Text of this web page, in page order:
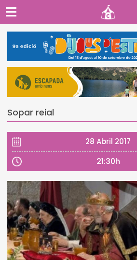
Sopar reial
28 Abril 2017
21:30h